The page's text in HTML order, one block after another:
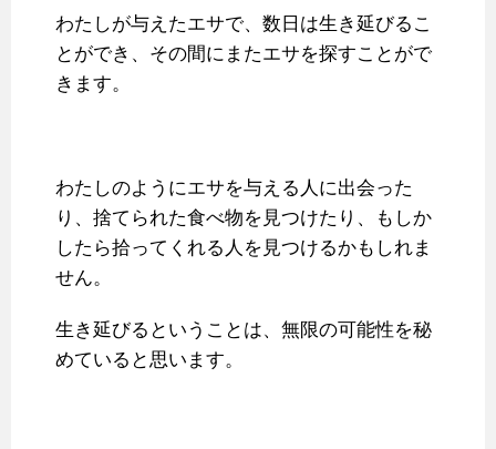
わたしが与えたエサで、数日は生き延びるこ
とができ、その間にまたエサを探すことがで
きます。
わたしのようにエサを与える人に出会った
り、捨てられた食べ物を見つけたり、もしか
したら拾ってくれる人を見つけるかもしれま
せん。
生き延びるということは、無限の可能性を秘
めていると思います。